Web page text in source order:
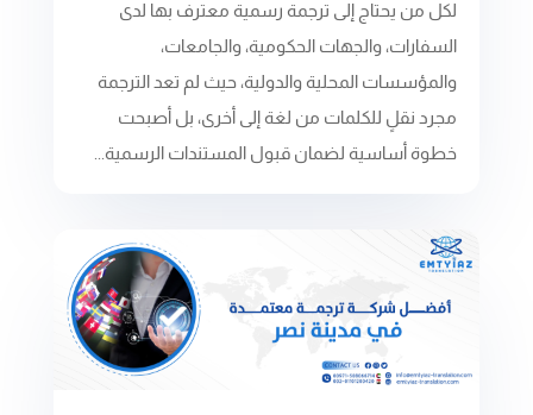
لكل من يحتاج إلى ترجمة رسمية معترف بها لدى
السفارات، والجهات الحكومية، والجامعات،
والمؤسسات المحلية والدولية، حيث لم تعد الترجمة
مجرد نقلٍ للكلمات من لغة إلى أخرى، بل أصبحت
خطوة أساسية لضمان قبول المستندات الرسمية...